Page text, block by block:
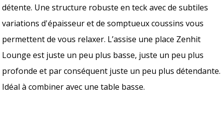
détente. Une structure robuste en teck avec de subtiles
variations d'épaisseur et de somptueux coussins vous
permettent de vous relaxer. L’assise une place Zenhit
Lounge est juste un peu plus basse, juste un peu plus
profonde et par conséquent juste un peu plus détendante.
Idéal à combiner avec une table basse.